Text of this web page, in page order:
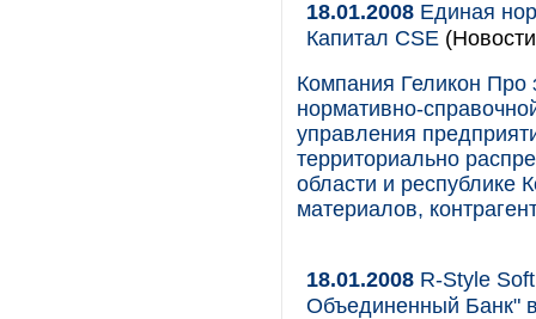
18.01.2008 Единая
Капитал CSE
Компания Геликон Про
нормативно-
управления
территориально
области и республике
материалов,
18.01.2008 R-Style
Объединенный Банк"